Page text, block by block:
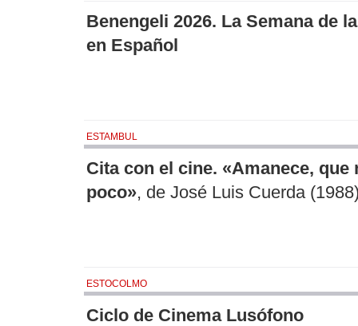
Benengeli 2026. La Semana de
en Español
ESTAMBUL
Cita con el cine. «Amanece, que
poco», de José Luis Cuerda
ESTOCOLMO
Ciclo de Cinema Lusófono